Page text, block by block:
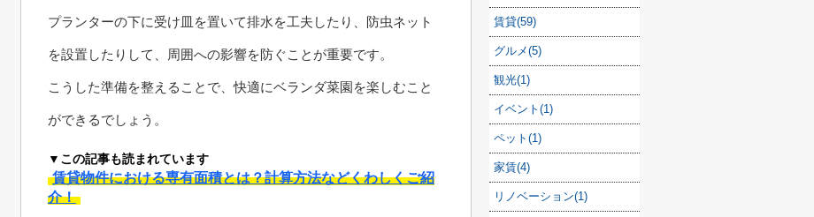
プランターの下に受け皿を置いて排水を工夫したり、防虫ネット
を設置したりして、周囲への影響を防ぐことが重要です。
こうした準備を整えることで、快適にベランダ菜園を楽しむこと
ができるでしょう。
▼この記事も読まれています
賃貸物件における専有面積とは？計算方法などくわしくご紹
介！
賃貸(59)
グルメ(5)
観光(1)
イベント(1)
ペット(1)
家賃(4)
リノベーション(1)